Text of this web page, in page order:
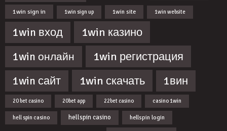
1win sign in 1win sign up 1win site 1win website
1win вход 1win казино
1win онлайн 1win регистрация
1win сайт 1win скачать 1вин
20 bet casino 20bet app 22bet casino casino 1win
hell spin casino hellspin casino hellspin login